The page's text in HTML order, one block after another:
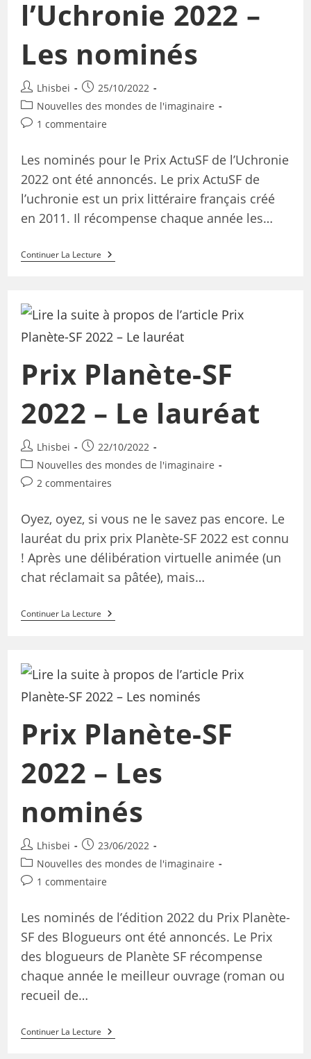
l’Uchronie 2022 –
Les nominés
Lhisbei
25/10/2022
Nouvelles des mondes de l'imaginaire
1 commentaire
Les nominés pour le Prix ActuSF de l’Uchronie
2022 ont été annoncés. Le prix ActuSF de
l’uchronie est un prix littéraire français créé
en 2011. Il récompense chaque année les…
Continuer La Lecture
Prix Planète-SF
2022 – Le lauréat
Lhisbei
22/10/2022
Nouvelles des mondes de l'imaginaire
2 commentaires
Oyez, oyez, si vous ne le savez pas encore. Le
lauréat du prix prix Planète-SF 2022 est connu
! Après une délibération virtuelle animée (un
chat réclamait sa pâtée), mais…
Continuer La Lecture
Prix Planète-SF
2022 – Les
nominés
Lhisbei
23/06/2022
Nouvelles des mondes de l'imaginaire
1 commentaire
Les nominés de l’édition 2022 du Prix Planète-
SF des Blogueurs ont été annoncés. Le Prix
des blogueurs de Planète SF récompense
chaque année le meilleur ouvrage (roman ou
recueil de…
Continuer La Lecture